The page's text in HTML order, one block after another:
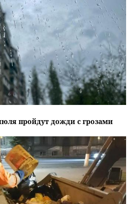
пройдут дожди с грозами